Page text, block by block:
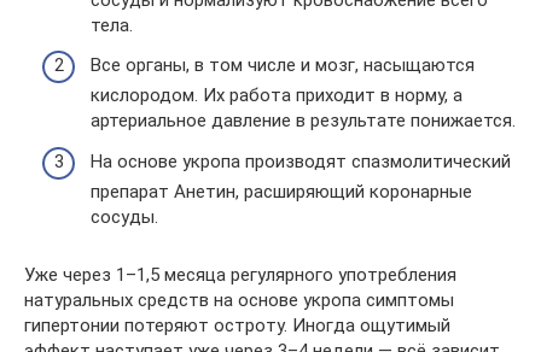
тела.
Все органы, в том числе и мозг, насыщаются
кислородом. Их работа приходит в норму, а
артериальное давление в результате понижается.
На основе укропа производят спазмолитический
препарат Анетин, расширяющий коронарные
сосуды.
Уже через 1–1,5 месяца регулярного употребления
натуральных средств на основе укропа симптомы
гипертонии потеряют остроту. Иногда ощутимый